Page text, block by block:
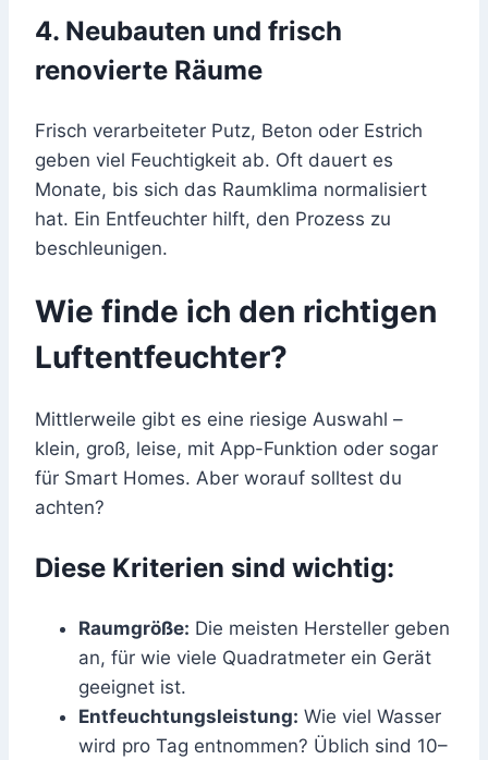
4. Neubauten und frisch
renovierte Räume
Frisch verarbeiteter Putz, Beton oder Estrich
geben viel Feuchtigkeit ab. Oft dauert es
Monate, bis sich das Raumklima normalisiert
hat. Ein Entfeuchter hilft, den Prozess zu
beschleunigen.
Wie finde ich den richtigen
Luftentfeuchter?
Mittlerweile gibt es eine riesige Auswahl –
klein, groß, leise, mit App-Funktion oder sogar
für Smart Homes. Aber worauf solltest du
achten?
Diese Kriterien sind wichtig:
Raumgröße: Die meisten Hersteller geben
an, für wie viele Quadratmeter ein Gerät
geeignet ist.
Entfeuchtungsleistung: Wie viel Wasser
wird pro Tag entnommen? Üblich sind 10–